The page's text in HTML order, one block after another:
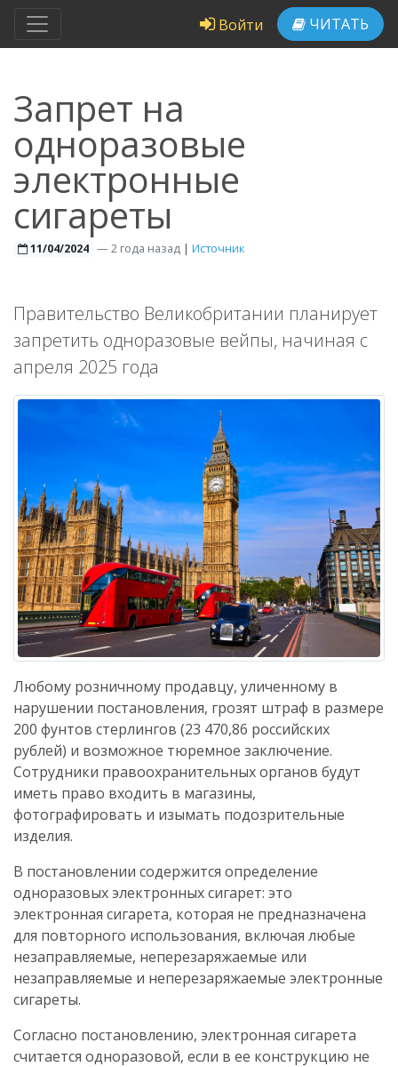
Войти ЧИТАТЬ
Запрет на
одноразовые
электронные
сигареты
11/04/2024 —2 года назад | Источник
Правительство Великобритании планирует
запретить одноразовые вейпы, начиная с
апреля 2025 года
Любому розничному продавцу, уличенному в
нарушении постановления, грозят штраф в размере
200 фунтов стерлингов (23 470,86 российских
рублей) и возможное тюремное заключение.
Сотрудники правоохранительных органов будут
иметь право входить в магазины,
фотографировать и изымать подозрительные
изделия.
В постановлении содержится определение
одноразовых электронных сигарет: это
электронная сигарета, которая не предназначена
для повторного использования, включая любые
незаправляемые, неперезаряжаемые или
незаправляемые и неперезаряжаемые электронные
сигареты.
Согласно постановлению, электронная сигарета
считается одноразовой, если в ее конструкцию не